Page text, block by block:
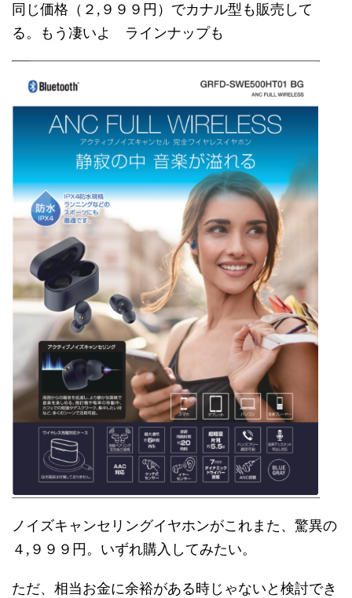
同じ価格（２,９９９円）でカナル型も販売して
る。もう凄いよ ラインナップも
ノイズキャンセリングイヤホンがこれまた、驚異の
４,９９９円。いずれ購入してみたい。
ただ、相当お金に余裕がある時じゃないと検討でき